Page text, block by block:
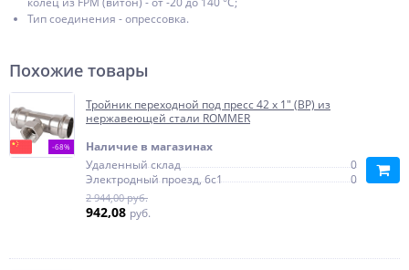
Тип соединения - опрессовка.
Похожие товары
-68%
Тройник переходной под пресс 42 x 1" (ВР) из
нержавеющей стали ROMMER
Наличие в магазинах
Удаленный склад
0
Электродный проезд, 6с1
0
2 944,00 руб.
942,08 руб.